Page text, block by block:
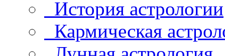
История астрологии
Кармическая